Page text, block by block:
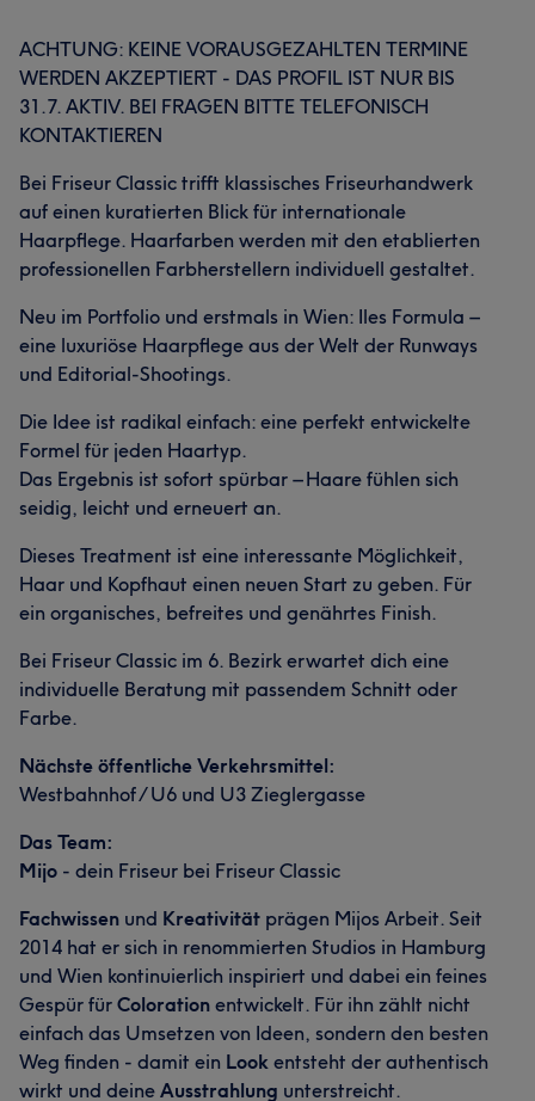
ACHTUNG: KEINE VORAUSGEZAHLTEN TERMINE
WERDEN AKZEPTIERT - DAS PROFIL IST NUR BIS
31.7. AKTIV. BEI FRAGEN BITTE TELEFONISCH
KONTAKTIEREN
Bei Friseur Classic trifft klassisches Friseurhandwerk
auf einen kuratierten Blick für internationale
Haarpflege. Haarfarben werden mit den etablierten
professionellen Farbherstellern individuell gestaltet.
Neu im Portfolio und erstmals in Wien: Iles Formula –
eine luxuriöse Haarpflege aus der Welt der Runways
und Editorial-Shootings.
Die Idee ist radikal einfach: eine perfekt entwickelte
Formel für jeden Haartyp.
Das Ergebnis ist sofort spürbar – Haare fühlen sich
seidig, leicht und erneuert an.
Dieses Treatment ist eine interessante Möglichkeit,
Haar und Kopfhaut einen neuen Start zu geben. Für
ein organisches, befreites und genährtes Finish.
Bei Friseur Classic im 6. Bezirk erwartet dich eine
individuelle Beratung mit passendem Schnitt oder
Farbe.
Nächste öffentliche Verkehrsmittel:
Westbahnhof / U6 und U3 Zieglergasse
Das Team:
Mijo - dein Friseur bei Friseur Classic
Fachwissen und Kreativität prägen Mijos Arbeit. Seit
2014 hat er sich in renommierten Studios in Hamburg
und Wien kontinuierlich inspiriert und dabei ein feines
Gespür für Coloration entwickelt. Für ihn zählt nicht
einfach das Umsetzen von Ideen, sondern den besten
Weg finden - damit ein Look entsteht der authentisch
wirkt und deine Ausstrahlung unterstreicht.